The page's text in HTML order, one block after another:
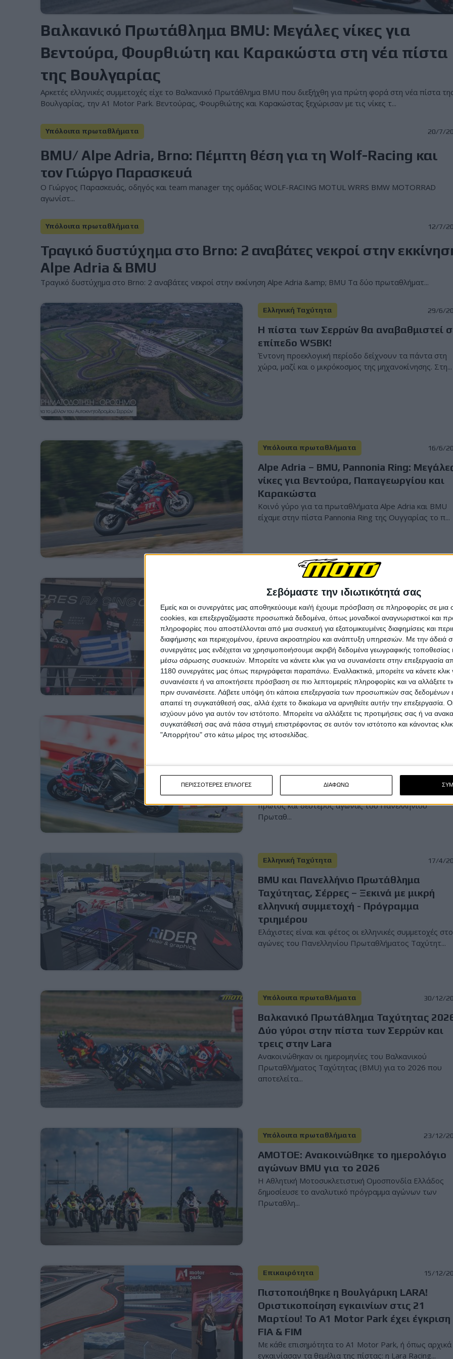
Σεβόμαστε την ιδιωτικότητά σας
Εμείς και οι συνεργάτες μας αποθηκεύουμε και/ή έχουμε πρόσβαση σε πληροφορίες σε
cookies, και επεξεργαζόμαστε προσωπικά δεδομένα, όπως μοναδικοί αναγνωριστικοί και
πληροφορίες που αποστέλλονται από μια συσκευή για εξατομικευμένες διαφημίσεις και
διαφήμισης και περιεχομένου, έρευνα ακροατηρίου και ανάπτυξη υπηρεσιών. Με την άδειά
συνεργάτες μας ενδέχεται να χρησιμοποιήσουμε ακριβή δεδομένα γεωγραφικής τοποθεσίας
μέσω σάρωσης συσκευών. Μπορείτε να κάνετε κλικ για να συναινέσετε στην επεξεργασία
1180 συνεργάτες μας όπως περιγράφεται παραπάνω. Εναλλακτικά, μπορείτε να κάνετε κλικ
συναινέσετε ή να αποκτήσετε πρόσβαση σε πιο λεπτομερείς πληροφορίες και να αλλάξετε
πριν συναινέσετε. Λάβετε υπόψη ότι κάποια επεξεργασία των προσωπικών σας δεδομένων
απαιτεί τη συγκατάθεσή σας, αλλά έχετε το δικαίωμα να αρνηθείτε αυτήν την επεξεργασία.
ισχύουν μόνο για αυτόν τον ιστότοπο. Μπορείτε να αλλάξετε τις προτιμήσεις σας ή να
συγκατάθεσή σας ανά πάσα στιγμή επιστρέφοντας σε αυτόν τον ιστότοπο και κάνοντας
"Απορρήτου" στο κάτω μέρος της ιστοσελίδας.
ΠΕΡΙΣΣΟΤΕΡΕΣ ΕΠΙΛΟΓΕΣ ΔΙΑΦΩΝΩ
Βαλκανικό Πρωτάθλημα BMU: Μεγάλες νίκες για
Βεντούρα, Φουρθιώτη και Καρακώστα στη νέα πίστα
της Βουλγαρίας
Αρκετές ελληνικές συμμετοχές είχε το Βαλκανικό Πρωτάθλημα BMU που διεξήχθη για πρώτη φορά στη νέα πίστα
Βουλγαρίας, την A1 Motor Park. Βεντούρας, Φουρθιώτης και Καρακώστας ξεχώρισαν με τις νίκες τ...
Υπόλοιπα πρωταθλήματα 20/7/
BMU/ Alpe Adria, Brno: Πέμπτη θέση για τη Wolf-Racing και
τον Γιώργο Παρασκευά
Ο Γιώργος Παρασκευάς, οδηγός και team manager της ομάδας WOLF-RACING MOTUL WRRS BMW MOTORRAD
αγωνίστ...
Υπόλοιπα πρωταθλήματα 12/7/
Τραγικό δυστύχημα στο Brno: 2 αναβάτες νεκροί στην
Alpe Adria & BMU
Τραγικό δυστύχημα στο Brno: 2 αναβάτες νεκροί στην εκκίνηση Alpe Adria &amp; BMU Τα δύο πρωταθλήματ...
Ελληνική Ταχύτητα 29/6/
Η πίστα των Σερρών θα αναβαθμιστεί
επίπεδο WSBK!
Έντονη προεκλογική περίοδο δείχνουν τα πάντα στη
χώρα, μαζί και ο μικρόκοσμος της μηχανοκίνησης. Στη...
Υπόλοιπα πρωταθλήματα 16/6/
Alpe Adria – BMU, Pannonia Ring:
νίκες για Βεντούρα, Παπαγεωργίου και
Καρακώστα
Κοινό γύρο για τα πρωταθλήματα Alpe Adria και BMU
είχαμε στην πίστα Pannonia Ring της Ουγγαρίας το π...
BMU και Πανελλήνιο Πρωτάθλημα
Ταχύτητας, Σέρρες – Κυριάρχησαν
Παπαγεωργίου και Βεντούρας
Στο αυτοκινητοδρόμιο των Σερρών
τρίτος και τέταρτος αγώνας του Πανελληνίου
Ελληνική Ταχύτητα 20/4/
BMU και Πανελλήνιο Πρωτάθλημα
Δημήτρης Καρακώστας – Όλα τα
αποτελέσματα
Στο αυτοκινητοδρόμιο των Σερρών
πρώτος και δεύτερος αγώνας του Πανελληνίου
Πρωταθ...
Ελληνική Ταχύτητα 17/4/
BMU και Πανελλήνιο Πρωτάθλημα
Ταχύτητας, Σέρρες – Ξεκινά με μικρή
ελληνική συμμετοχή - Πρόγραμμα
τριημέρου
Ελάχιστες είναι και φέτος οι ελληνικές συμμετοχές
αγώνες του Πανελληνίου Πρωταθλήματος Ταχύτητ...
Υπόλοιπα πρωταθλήματα 30/12/
Βαλκανικό Πρωτάθλημα Ταχύτητας
Δύο γύροι στην πίστα των Σερρών και
τρεις στην Lara
Ανακοινώθηκαν οι ημερομηνίες του Βαλκανικού
Πρωταθλήματος Ταχύτητας (BMU) για το 2026 που
αποτελείτα...
Υπόλοιπα πρωταθλήματα 23/12/
ΑΜΟΤΟΕ: Ανακοινώθηκε το ημερολόγιο
αγώνων BMU για το 2026
H Αθλητική Μοτοσυκλετιστική Ομοσπονδία Ελλάδος
δημοσίευσε το αναλυτικό πρόγραμμα αγώνων των
Πρωταθλη...
Επικαιρότητα 15/12/
Πιστοποιήθηκε η Βουλγάρικη LARA!
Οριστικοποίηση εγκαινίων στις 21
Μαρτίου! Το A1 Motor Park έχει έγκριση
FIA & FIM
Με κάθε επισημότητα το A1 Motor Park, ή όπως αρχικά
εγκαινίασαν τα θεμέλια της πίστας: η Lara Racing...